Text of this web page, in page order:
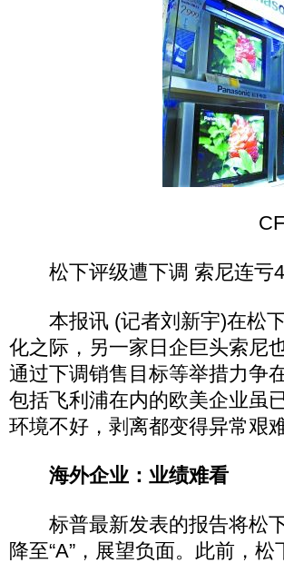
松下评级遭下调 索尼连亏
本报讯 (记者刘新宇)在松下
化之际，另一家日企巨头索尼
通过下调销售目标等举措力争
包括飞利浦在内的欧美企业虽
环境不好，剥离都变得异常艰难
海外企业：业绩难看
标普最新发表的报告将松下
降至“A”，展望负面。此前，